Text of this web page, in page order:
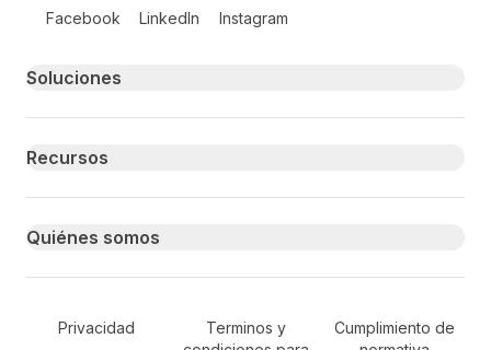
Facebook LinkedIn Instagram
Primary footer navigation
Soluciones
Recursos
Quiénes somos
Secondary Footer Navigation
Privacidad
Terminos y
Cumplimiento de